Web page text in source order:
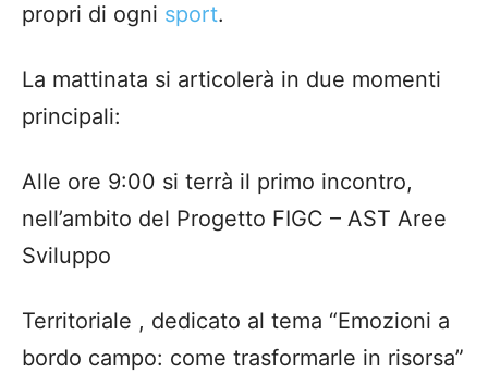
propri di ogni sport.
La mattinata si articolerà in due momenti
principali:
Alle ore 9:00 si terrà il primo incontro,
nell’ambito del Progetto FIGC – AST Aree
Sviluppo
Territoriale , dedicato al tema “Emozioni a
bordo campo: come trasformarle in risorsa”